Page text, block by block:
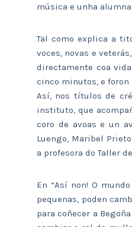
música e unha
Tal como explica a
voces, novas e
directamente coa
cinco minutos, e foron
Así, nos títulos de
instituto, que
coro de avoas e un
Luengo, Maribel
a profesora do Taller
En “Así non! O
pequenas, poden
para coñecer a